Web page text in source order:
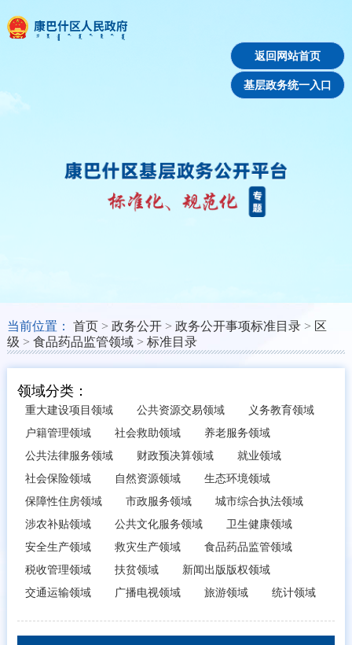
返回网站首页
基层政务统一入口
当前位置： 首页> 政务公开> 政务公开事项标准目录> 区
级 > 食品药品监管领域> 标准目录
领域分类：
重大建设项目领域 公共资源交易领域
义务教育领域
户籍管理领域
社会救助领域
养老服务领域
公共法律服务领域
财政预决算领域
就业领域
社会保险领域
自然资源领域
生态环境领域
保障性住房领域
市政服务领域
城市综合执法领域
涉农补贴领域
公共文化服务领域
卫生健康领域
安全生产领域
救灾生产领域
食品药品监管领域
税收管理领域
扶贫领域
新闻出版版权领域
交通运输领域
广播电视领域 旅游领域 统计领域